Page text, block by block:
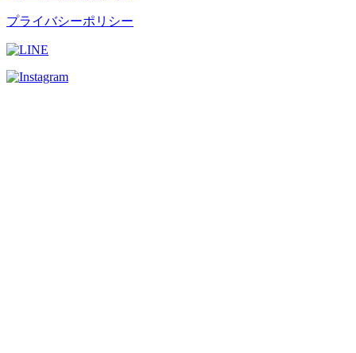
プライバシーポリシー